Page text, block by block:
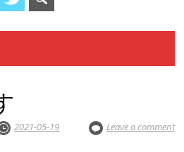
2021-05-19 Leave a comment